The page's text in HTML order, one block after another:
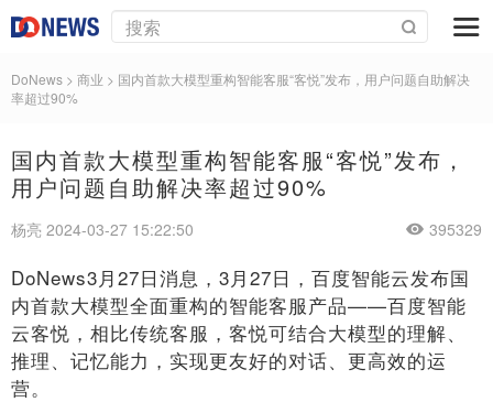
DoNews > 商业 > 国内首款大模型重构智能客服“客悦”发布，用户问题自助解决
率超过90%
国内首款大模型重构智能客服“客悦”发布，
用户问题自助解决率超过90%
杨亮 2024-03-27 15:22:50 395329
DoNews3月27日消息，3月27日，百度智能云发布国
内首款大模型全面重构的智能客服产品——百度智能
云客悦，相比传统客服，客悦可结合大模型的理解、
推理、记忆能力，实现更友好的对话、更高效的运
营。